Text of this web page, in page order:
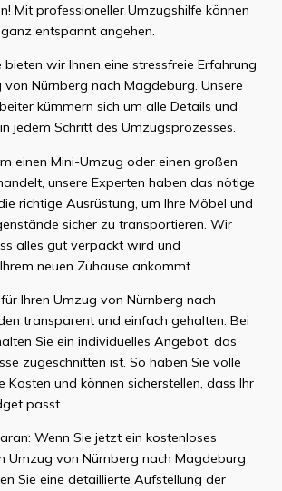
Mit professioneller Umzugshilfe können
entspannt angehen.
bieten wir Ihnen eine stressfreie Erfahrung
von Nürnberg nach Magdeburg. Unsere
kümmern sich um alle Details und
jedem Schritt des Umzugsprozesses.
einen Mini-Umzug oder einen großen
unsere Experten haben das nötige
richtige Ausrüstung, um Ihre Möbel und
sicher zu transportieren. Wir
alles gut verpackt wird und
neuen Zuhause ankommt.
Ihren Umzug von Nürnberg nach
transparent und einfach gehalten. Bei
Sie ein individuelles Angebot, das
zugeschnitten ist. So haben Sie volle
Kosten und können sicherstellen, dass Ihr
passt.
Wenn Sie jetzt ein kostenloses
Umzug von Nürnberg nach Magdeburg
Sie eine detaillierte Aufstellung der